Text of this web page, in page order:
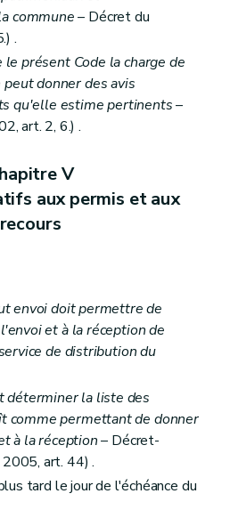
du 1erjuillet 1993, art. 3) . - Dispositions transitoires
d'exécution
mesures d'exécution du livre I
De la composition et des modalités de fonctionnement des commissions d'aménagement du territoire
De la commission régionale et de ses sections
Constitution
Siège
Présidence
Bureau
Fonctionnement
Délibérations
Groupe de travail
commune– Décret du
.
présent Code la charge de
donner des avis
qu'elle estime pertinents–
art. 2, 6.) .
V
aux permis et aux
recours
envoi doit permettre de
et à la réception de
de distribution du
déterminer la liste des
comme permettant de donner
à la réception– Décret-
art. 44) .
tard le jour de l'échéance du